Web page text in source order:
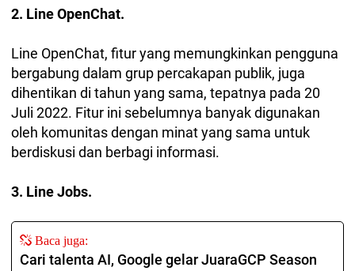
2. Line OpenChat.
Line OpenChat, fitur yang memungkinkan pengguna
bergabung dalam grup percakapan publik, juga
dihentikan di tahun yang sama, tepatnya pada 20
Juli 2022. Fitur ini sebelumnya banyak digunakan
oleh komunitas dengan minat yang sama untuk
berdiskusi dan berbagi informasi.
3. Line Jobs.
Baca juga:
Cari talenta AI, Google gelar JuaraGCP Season